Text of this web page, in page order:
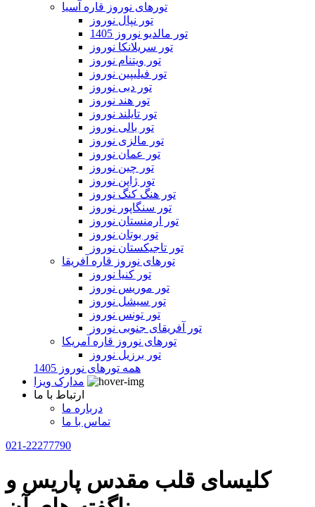
تورهای نوروز قاره آسیا
تور نپال نوروز
تور مالدیو نوروز 1405
تور سریلانکا نوروز
تور ویتنام نوروز
تور فیلیپین نوروز
تور دبی نوروز
تور هند نوروز
تور تایلند نوروز
تور بالی نوروز
تور مالزی نوروز
تور عمان نوروز
تور چین نوروز
تور ژاپن نوروز
تور هنگ کنگ نوروز
تور سنگاپور نوروز
تور ارمنستان نوروز
تور بوتان نوروز
تور تاجیکستان نوروز
تورهای نوروز قاره آفریقا
تور کنیا نوروز
تور موریس نوروز
تور سیشل نوروز
تور تونس نوروز
تور آفریقای جنوبی نوروز
تورهای نوروز قاره آمریکا
تور برزیل نوروز
همه تورهای نوروز 1405
مدارک ویزا
ارتباط با ما
درباره ما
تماس با ما
021-22277790
کلیسای قلب مقدس پاریس و